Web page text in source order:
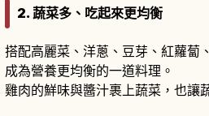
2. 蔬菜多、吃起來更均衡
搭配高麗菜、洋蔥、豆芽、紅蘿蔔
成為營養更均衡的一道料理。
雞肉的鮮味與醬汁裹上蔬菜，也讓